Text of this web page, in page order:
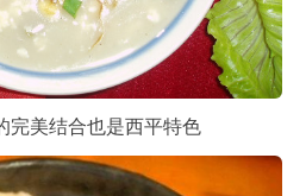
完美结合也是西平特色